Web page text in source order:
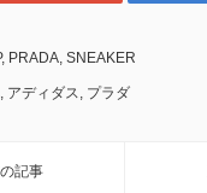
, PRADA, SNEAKER
, アディダス, プラダ
記事